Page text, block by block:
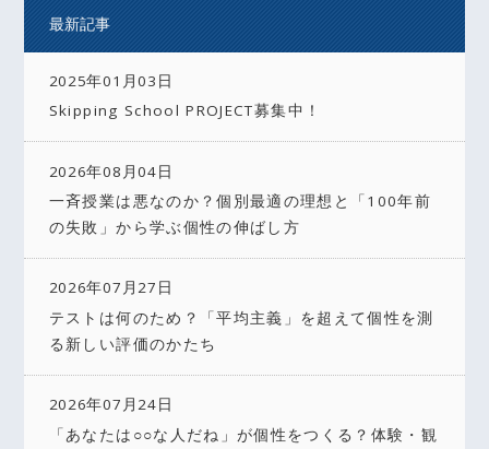
最新記事
2025年01月03日
Skipping School PROJECT募集中！
2026年08月04日
一斉授業は悪なのか？個別最適の理想と「100年前
の失敗」から学ぶ個性の伸ばし方
2026年07月27日
テストは何のため？「平均主義」を超えて個性を測
る新しい評価のかたち
2026年07月24日
「あなたは○○な人だね」が個性をつくる？体験・観